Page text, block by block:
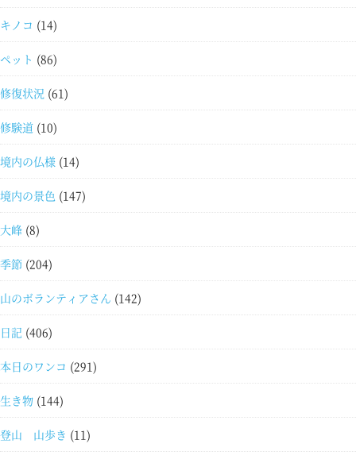
キノコ (14)
ペット (86)
修復状況 (61)
修験道 (10)
境内の仏様 (14)
境内の景色 (147)
大峰 (8)
季節 (204)
山のボランティアさん (142)
日記 (406)
本日のワンコ (291)
生き物 (144)
登山 山歩き (11)